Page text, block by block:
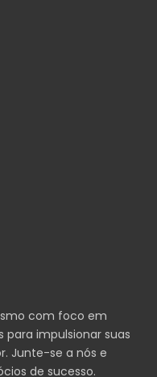
com foco em
impulsionar suas
Junte-se a nós e
de sucesso.